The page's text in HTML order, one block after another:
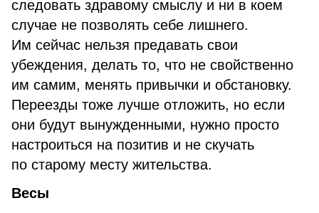
следовать здравому смыслу и ни в коем
случае не позволять себе лишнего.
Им сейчас нельзя предавать свои
убеждения, делать то, что не свойственно
им самим, менять привычки и обстановку.
Переезды тоже лучше отложить, но если
они будут вынужденными, нужно просто
настроиться на позитив и не скучать
по старому месту жительства.
Весы